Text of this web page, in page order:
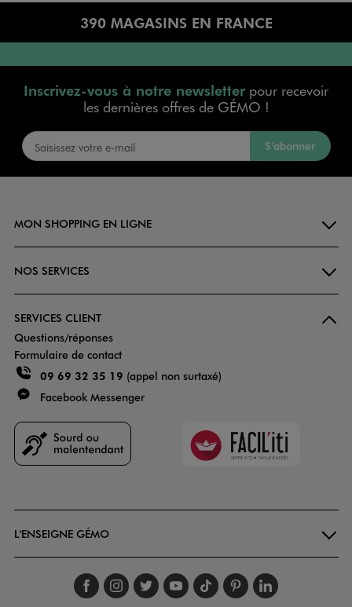
390 MAGASINS EN FRANCE
Inscrivez-vous à notre newsletterpour recevoir
les dernières offres de GÉMO !
S’abonner
MON SHOPPING EN LIGNE
NOS SERVICES
SERVICES CLIENT
Questions/réponses
Formulaire de contact
09 69 32 35 19 (appel non surtaxé)
Facebook Messenger
Faciliti
L'ENSEIGNE GÉMO